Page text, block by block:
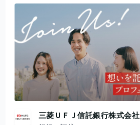
三菱ＵＦＪ信託銀行株式会社